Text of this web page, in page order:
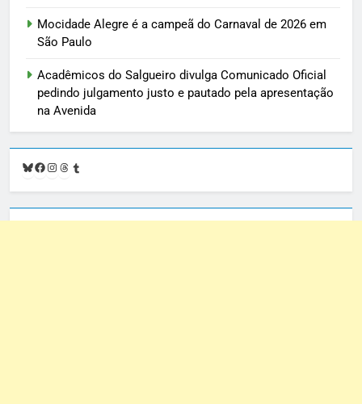
Mocidade Alegre é a campeã do Carnaval de 2026 em
São Paulo
Acadêmicos do Salgueiro divulga Comunicado Oficial
pedindo julgamento justo e pautado pela apresentação
na Avenida
Bluesky
Facebook
Instagram
Threads